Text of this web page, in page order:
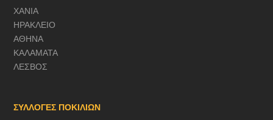
ΧΑΝΙΑ
ΗΡΑΚΛΕΙΟ
ΑΘΗΝΑ
ΚΑΛΑΜΑΤΑ
ΛΕΣΒΟΣ
ΣΥΛΛΟΓΕΣ ΠΟΚΙΛΙΩΝ